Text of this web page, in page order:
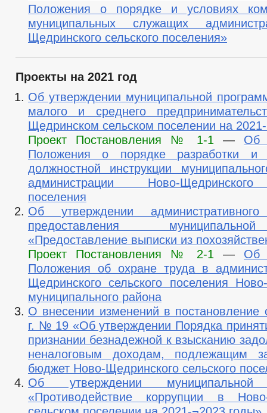
Положения о порядке и условиях
муниципальных служащих
Щедринского сельского поселения»
Проекты на 2021 год
Об утверждении муниципальной
малого и среднего
Щедринском сельском поселении на
Проект Постановления № 1-1 — Об
Положения о порядке разработки и
должностной инструкции
администрации Ново-
поселения
Об утверждении административного
предоставления
«Предоставление выписки из
Проект Постановления № 2-1 — Об
Положения об охране труда в
Щедринского сельского поселения
муниципального района
О внесении изменений в постановление
г. № 19 «Об утверждении Порядка
признании безнадежной к взысканию
неналоговым доходам, подлежащим
бюджет Ново-Щедринского сельского
Об утверждении муниципальной
«Противодействие коррупции в